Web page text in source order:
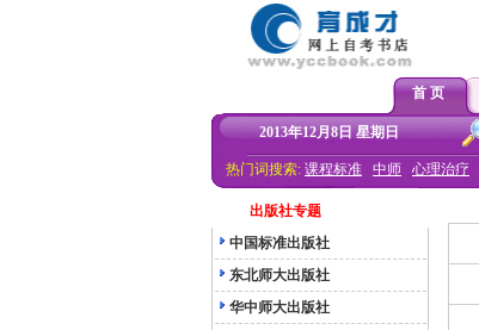
首 页
2013年12月8日 星期日
热门词搜索: 课程标准 中师 心理治疗
出版社专题
中国标准出版社
东北师大出版社
华中师大出版社